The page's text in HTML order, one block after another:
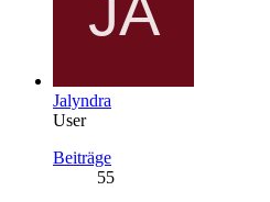
Jalyndra
User
Beiträge
55